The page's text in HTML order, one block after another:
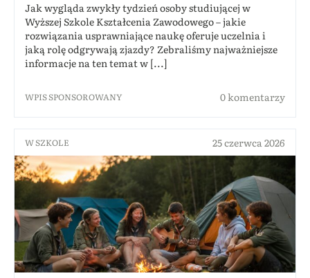
Jak wygląda zwykły tydzień osoby studiującej w
Wyższej Szkole Kształcenia Zawodowego – jakie
rozwiązania usprawniające naukę oferuje uczelnia i
jaką rolę odgrywają zjazdy? Zebraliśmy najważniejsze
informacje na ten temat w [...]
WPIS SPONSOROWANY 0 komentarzy
W SZKOLE 25 czerwca 2026